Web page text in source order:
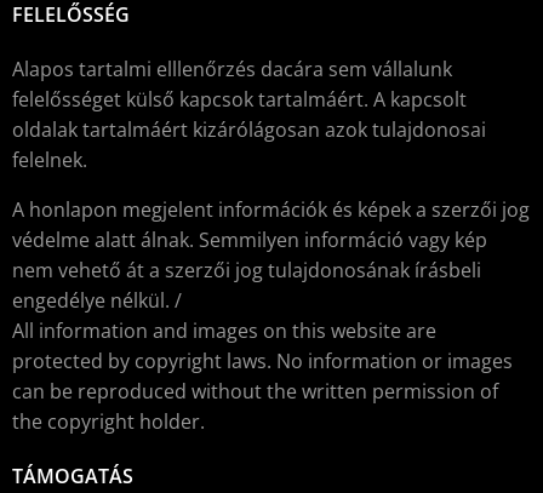
FELELŐSSÉG
Alapos tartalmi elllenőrzés dacára sem vállalunk
felelősséget külső kapcsok tartalmáért. A kapcsolt
oldalak tartalmáért kizárólágosan azok tulajdonosai
felelnek.
A honlapon megjelent információk és képek a szerzői jog
védelme alatt álnak. Semmilyen információ vagy kép
nem vehető át a szerzői jog tulajdonosának írásbeli
engedélye nélkül. /
All information and images on this website are
protected by copyright laws. No information or images
can be reproduced without the written permission of
the copyright holder.
TÁMOGATÁS